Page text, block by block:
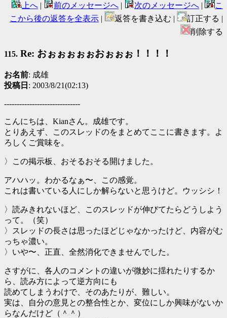
上へ | 前のメッセージへ | 次のメッセージへ |
こ
こから後の返答を全表示 | 返答を書き込む |
訂正する |
削除する
115. Re: おぉぉぉぉぉおぉぉぉ！！！！
お名前: 成雄
投稿日 : 2003/8/21(02:13)
------------------------------
こんにちは、Kianさん。成雄です。
とりあえず、このスレッドのをまとめてここに書きます。よ
ろしくご賞味を。
〉この掲示板、おそるおそる開けました。
アハハッ。わかるなぁ〜、この感覚。
これは書いている人にしか解らないと思うけど。ウッシシ！
〉読みきれないほど、このスレッドが伸びてたらどうしよう
って。（笑）
〉スレッドの長さは思ったほどじゃなかったけど、内容がむ
っちゃ濃い。
〉いや〜、正直、全然消化できませんでした。
さすがに、各人のコメントの違いが微妙に揺れたりするか
ら、読み方によって逆方向にも
読めてしまうわけで、そのあたりが、難しい。
実は、自分の意見との整合性とか、変位にしか興味がないか
らなんだけど（＾＾）